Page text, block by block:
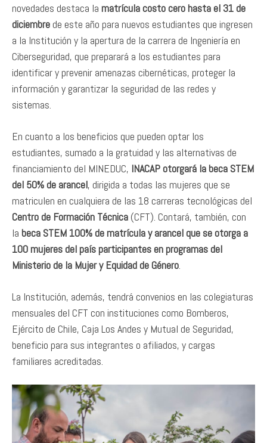
novedades destaca la matrícula costo cero hasta el 31 de
diciembrede este año para nuevos estudiantes que ingresen
a la Institución y la apertura de la carrera de Ingeniería en
Ciberseguridad, que preparará a los estudiantes para
identificar y prevenir amenazas cibernéticas, proteger la
información y garantizar la seguridad de las redes y
sistemas.
En cuanto a los beneficios que pueden optar los
estudiantes, sumado a la gratuidad y las alternativas de
financiamiento del MINEDUC, INACAP otorgará la beca STEM
del 50% de arancel, dirigida a todas las mujeres que se
matriculen en cualquiera de las 18 carreras tecnológicas del
Centro de Formación Técnica (CFT). Contará, también, con
la beca STEM 100% de matrícula y arancel que se otorga a
100 mujeres del país participantes en programas del
Ministerio de la Mujer y Equidad de Género.
La Institución, además, tendrá convenios en las colegiaturas
mensuales del CFT con instituciones como Bomberos,
Ejército de Chile, Caja Los Andes y Mutual de Seguridad,
beneficio para sus integrantes o afiliados, y cargas
familiares acreditadas.